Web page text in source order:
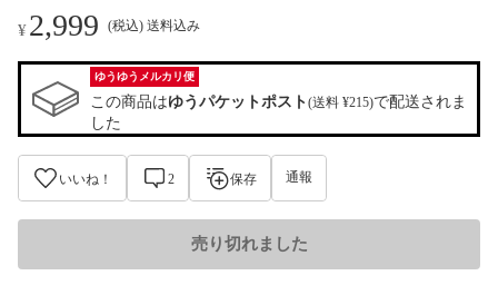
¥2,999 (税込) 送料込み
ゆうゆうメルカリ便
この商品はゆうパケットポスト(送料 ¥215)で配送されま
した
いいね！ 2 保存 通報
売り切れました